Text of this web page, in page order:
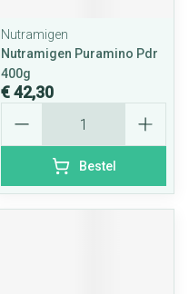
Nutramigen
Nutramigen Puramino Pdr
400g
€ 42,30
Bestel